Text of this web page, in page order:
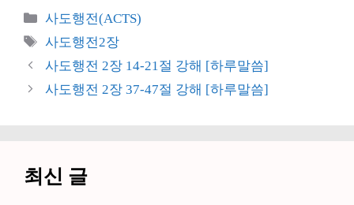
카
테
리
사도행전(ACTS)
태
그
사도행전2장
사도행전 2장 14-21절 강해 [하루말씀]
사도행전 2장 37-47절 강해 [하루말씀]
최신 글